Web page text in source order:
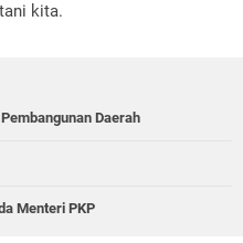
kita.
Daerah
Menteri PKP